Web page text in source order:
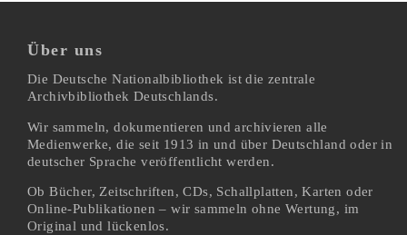
Über uns
Die Deutsche Nationalbibliothek ist die zentrale
Archivbibliothek Deutschlands.
Wir sammeln, dokumentieren und archivieren alle
Medienwerke, die seit 1913 in und über Deutschland oder in
deutscher Sprache veröffentlicht werden.
Ob Bücher, Zeitschriften, CDs, Schallplatten, Karten oder
Online-Publikationen – wir sammeln ohne Wertung, im
Original und lückenlos.